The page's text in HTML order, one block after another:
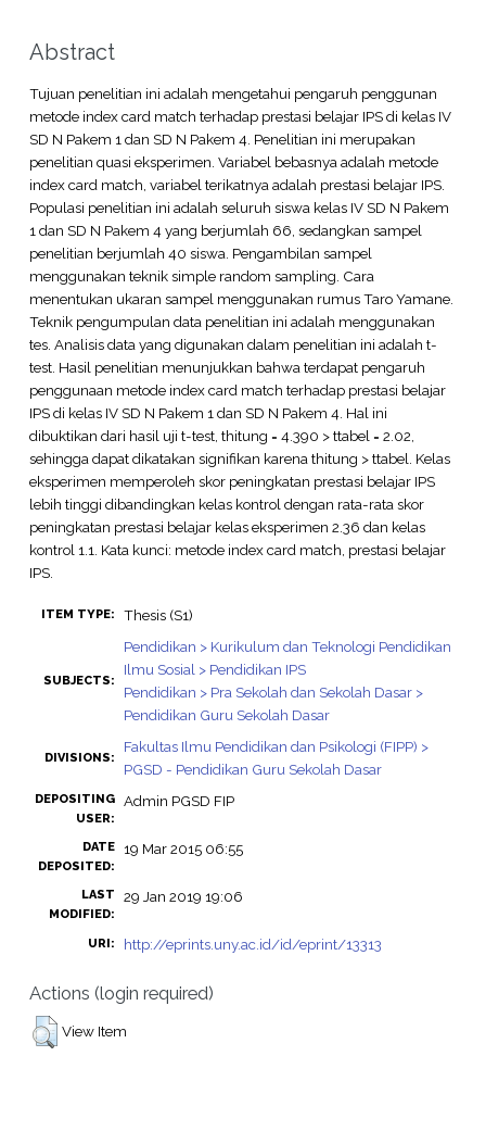
Abstract
Tujuan penelitian ini adalah mengetahui pengaruh penggunan
metode index card match terhadap prestasi belajar IPS di kelas IV
SD N Pakem 1 dan SD N Pakem 4. Penelitian ini merupakan
penelitian quasi eksperimen. Variabel bebasnya adalah metode
index card match, variabel terikatnya adalah prestasi belajar IPS.
Populasi penelitian ini adalah seluruh siswa kelas IV SD N Pakem
1 dan SD N Pakem 4 yang berjumlah 66, sedangkan sampel
penelitian berjumlah 40 siswa. Pengambilan sampel
menggunakan teknik simple random sampling. Cara
menentukan ukaran sampel menggunakan rumus Taro Yamane.
Teknik pengumpulan data penelitian ini adalah menggunakan
tes. Analisis data yang digunakan dalam penelitian ini adalah t-
test. Hasil penelitian menunjukkan bahwa terdapat pengaruh
penggunaan metode index card match terhadap prestasi belajar
IPS di kelas IV SD N Pakem 1 dan SD N Pakem 4. Hal ini
dibuktikan dari hasil uji t-test, thitung = 4.390 > ttabel = 2.02,
sehingga dapat dikatakan signifikan karena thitung > ttabel. Kelas
eksperimen memperoleh skor peningkatan prestasi belajar IPS
lebih tinggi dibandingkan kelas kontrol dengan rata-rata skor
peningkatan prestasi belajar kelas eksperimen 2.36 dan kelas
kontrol 1.1. Kata kunci: metode index card match, prestasi belajar
IPS.
ITEM TYPE: Thesis (S1)
SUBJECTS:
Pendidikan > Kurikulum dan Teknologi Pendidikan
Ilmu Sosial > Pendidikan IPS
Pendidikan > Pra Sekolah dan Sekolah Dasar >
Pendidikan Guru Sekolah Dasar
DIVISIONS:
Fakultas Ilmu Pendidikan dan Psikologi (FIPP) >
PGSD - Pendidikan Guru Sekolah Dasar
DEPOSITING
USER:
Admin PGSD FIP
DATE
DEPOSITED:
19 Mar 2015 06:55
LAST
MODIFIED:
29 Jan 2019 19:06
URI: http://eprints.uny.ac.id/id/eprint/13313
Actions (login required)
View Item